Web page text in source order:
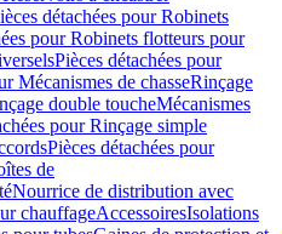
détachées pour Robinets
pour Robinets flotteurs pour
Pièces détachées pour
Mécanismes de chasseRinçage
double toucheMécanismes
pour Rinçage simple
Pièces détachées pour
de
Nourrice de distribution avec
chauffageAccessoiresIsolations